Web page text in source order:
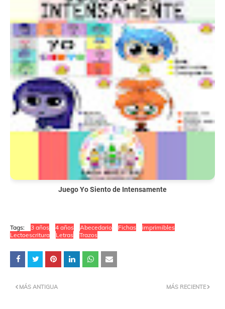
Juego Yo Siento de Intensamente
Tags: 3 años 4 años Abecedario Fichas
imprimibles
Lectoescritura
Letras Trazos
MÁS RECIENTE
MÁS ANTIGUA